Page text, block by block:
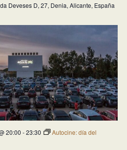
Deveses D, 27, Denia, Alicante, España
20:00 -23:30
Autocine: día del